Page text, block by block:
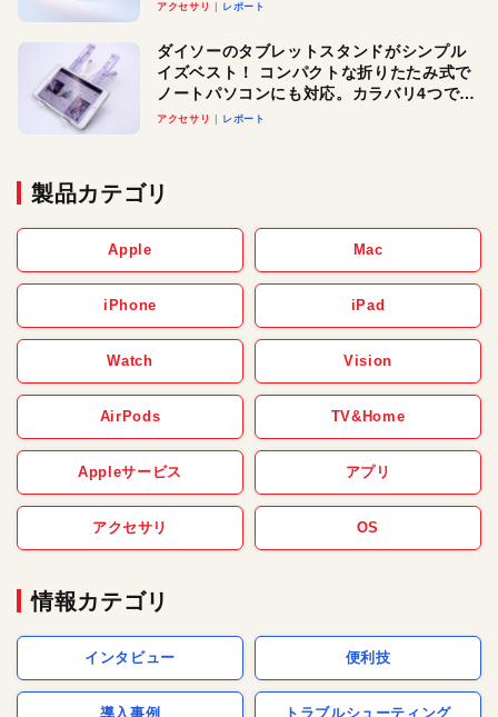
アクセサリ レポート
ダイソーのタブレットスタンドがシンプル
イズベスト！ コンパクトな折りたたみ式で
ノートパソコンにも対応。カラバリ4つで選
べる楽しさも
アクセサリ レポート
製品カテゴリ
Apple Mac
iPhone iPad
Watch Vision
AirPods TV&Home
Appleサービス アプリ
アクセサリ OS
情報カテゴリ
インタビュー 便利技
導入事例 トラブルシューティング